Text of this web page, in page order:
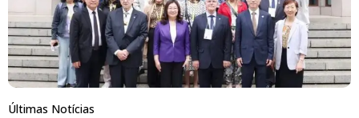
Últimas Notícias